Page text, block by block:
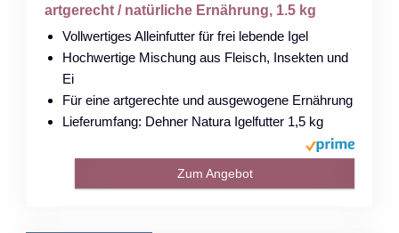
artgerecht / natürliche Ernährung, 1.5 kg
Vollwertiges Alleinfutter für frei lebende Igel
Hochwertige Mischung aus Fleisch, Insekten und
Ei
Für eine artgerechte und ausgewogene Ernährung
Lieferumfang: Dehner Natura Igelfutter 1,5 kg
Zum Angebot